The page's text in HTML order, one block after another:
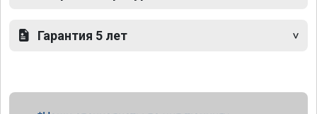
Гарантия 5 лет